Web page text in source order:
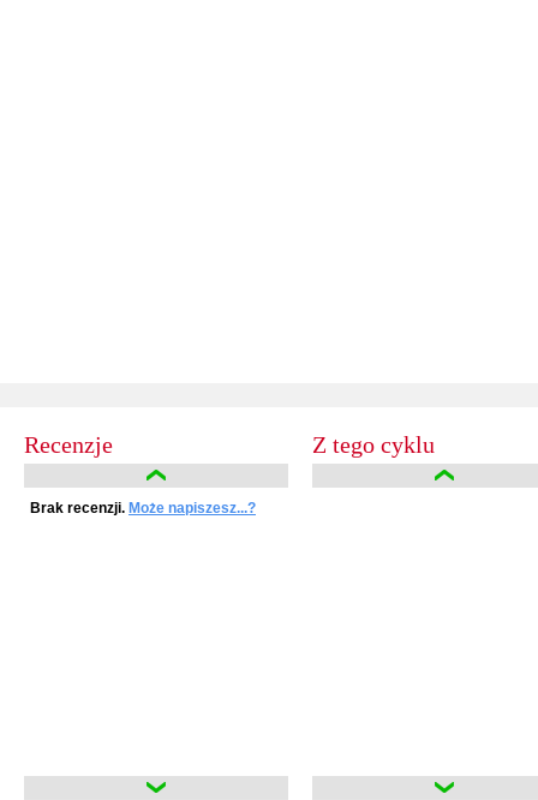
Recenzje
Brak recenzji. Może napiszesz...?
Z tego cyklu